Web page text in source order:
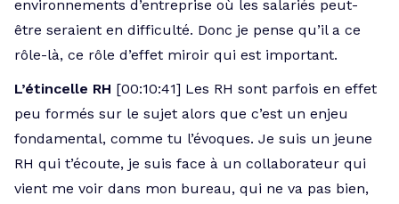
environnements d’entreprise où les salariés peut-
être seraient en difficulté. Donc je pense qu’il a ce
rôle-là, ce rôle d’effet miroir qui est important.
L’étincelle RH [00:10:41] Les RH sont parfois en effet
peu formés sur le sujet alors que c’est un enjeu
fondamental, comme tu l’évoques. Je suis un jeune
RH qui t’écoute, je suis face à un collaborateur qui
vient me voir dans mon bureau, qui ne va pas bien,